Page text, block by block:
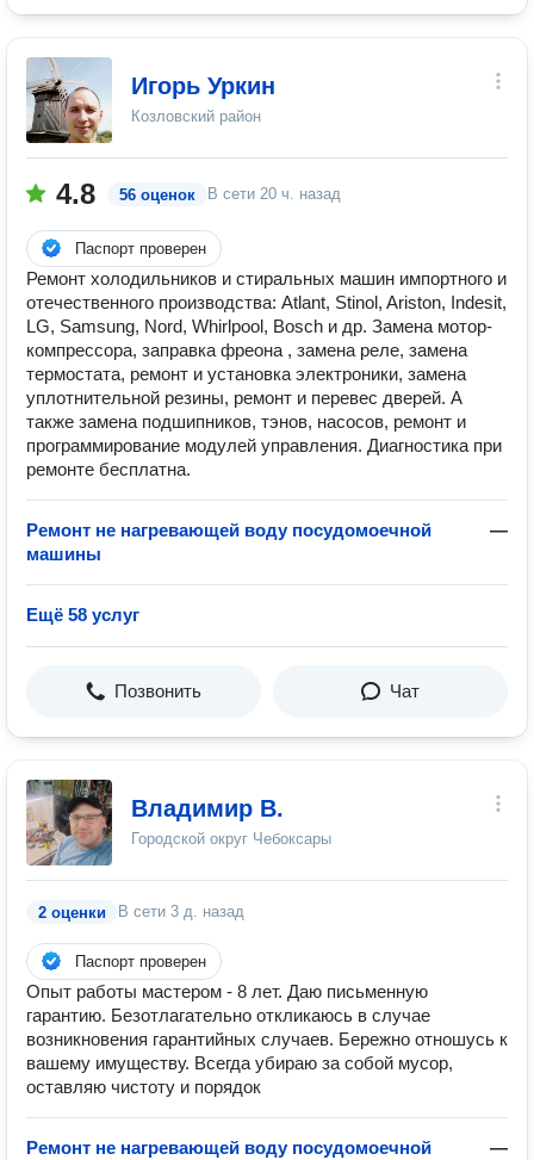
Игорь Уркин
Козловский район
4.8 56 оценок В сети 20 ч. назад
Паспорт проверен
Ремонт холодильников и стиральных машин импортного и
отечественного производства: Atlant, Stinol, Ariston, Indesit,
LG, Samsung, Nord, Whirlpool, Bosch и др. Замена мотор-
компрессора, заправка фреона , замена реле, замена
термостата, ремонт и установка электроники, замена
уплотнительной резины, ремонт и перевес дверей. А
также замена подшипников, тэнов, насосов, ремонт и
программирование модулей управления. Диагностика при
ремонте бесплатна.
Ремонт не нагревающей воду посудомоечной
машины
—
Ещё 58 услуг
Позвонить Чат
Владимир В.
Городской округ Чебоксары
2 оценки В сети 3 д. назад
Паспорт проверен
Опыт работы мастером - 8 лет. Даю письменную
гарантию. Безотлагательно откликаюсь в случае
возникновения гарантийных случаев. Бережно отношусь к
вашему имуществу. Всегда убираю за собой мусор,
оставляю чистоту и порядок
Ремонт не нагревающей воду посудомоечной —